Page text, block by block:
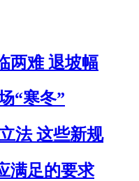
两难 退坡幅
“寒冬”
法 这些新规
满足的要求